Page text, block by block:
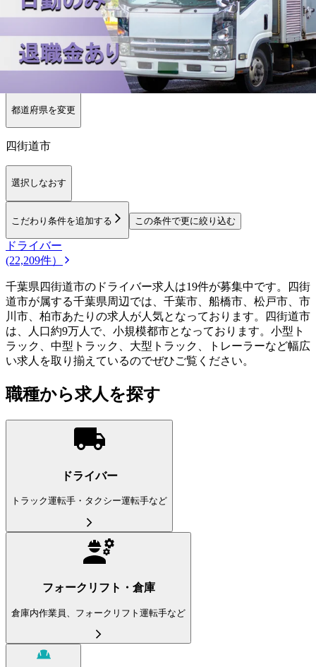
【関東】他の都道府県から探す
栃木県群馬県埼玉県東京都神奈川県茨城県
勤務エリア
都道府県を変更
四街道市
選択しなおす
こだわり条件を追加する この条件で更に絞り込む
ドライバー
(22,209件）
千葉県四街道市のドライバー求人は19件が募集中です。四街
道市が属する千葉県周辺では、千葉市、船橋市、松戸市、市
川市、柏市あたりの求人が人気となっております。四街道市
は、人口約9万人で、小規模都市となっております。小型ト
ラック、中型トラック、大型トラック、トレーラーなど幅広
い求人を取り揃えているのでぜひご覧ください。
職種から求人を探す
ドライバー
トラック運転手・タクシー運転手など
フォークリフト・倉庫
倉庫内作業員、フォークリフト運転手など